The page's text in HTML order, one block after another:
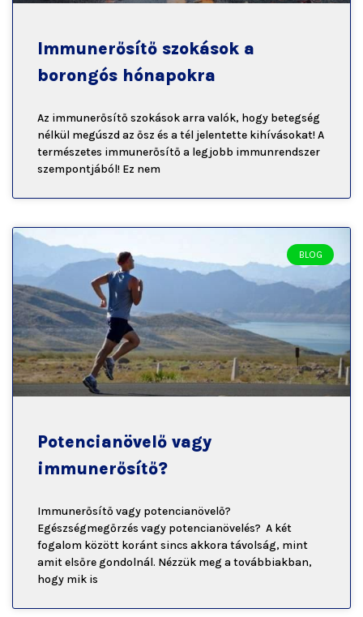
Immunerősítő szokások a
borongós hónapokra
Az immunerősítő szokások arra valók, hogy betegség
nélkül megúszd az ősz és a tél jelentette kihívásokat! A
természetes immunerősítő a legjobb immunrendszer
szempontjából! Ez nem
BLOG
Potencianövelő vagy
immunerősítő?
Immunerősítő vagy potencianövelő?
Egészségmegőrzés vagy potencianövelés? A két
fogalom között koránt sincs akkora távolság, mint
amit elsőre gondolnál. Nézzük meg a továbbiakban,
hogy mik is